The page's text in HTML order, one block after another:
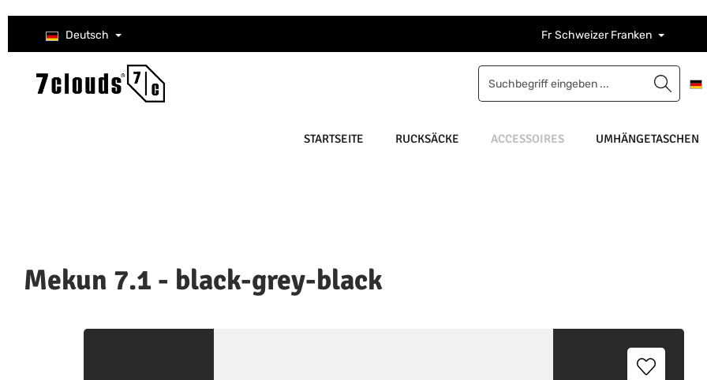
Hauptinhalt springen
Zur Suche springen
Zur Hauptnavigation springen
Deutsch Fr Schweizer Franken
STARTSEITE RUCKSÄCKE ACCESSOIRES UMHÄNGETASCHEN
Mekun 7.1 - black-grey-black
Bildergalerie überspringen